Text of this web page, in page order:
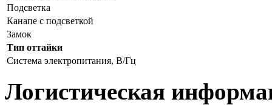
Подсветка
Канапе с подсветкой
Замок
Тип оттайки
Система электропитания, В/Гц
Логистическая